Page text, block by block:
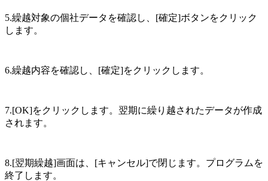
5.繰越対象の個社データを確認し、[確定]ボタンをクリック
します。
6.繰越内容を確認し、[確定]をクリックします。
7.[OK]をクリックします。翌期に繰り越されたデータが作成
されます。
8.[翌期繰越]画面は、[キャンセル]で閉じます。プログラムを
終了します。